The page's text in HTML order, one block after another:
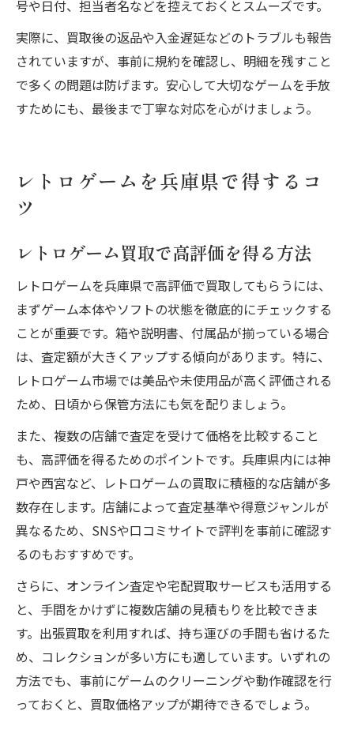
号や日付、担当者名などを控えておくとスムーズです。
実際に、買取後の返品や入金遅延などのトラブルも報告
されていますが、事前に規約を確認し、明細を残すこと
で多くの問題は防げます。安心して大切なゲームを手放
すためにも、最後まで丁寧な対応を心がけましょう。
レトロゲームを兵庫県で得するコ
ツ
レトロゲーム買取で高評価を得る方法
レトロゲームを兵庫県で高評価で買取してもらうには、
まずゲーム本体やソフトの状態を徹底的にチェックする
ことが重要です。箱や説明書、付属品が揃っている場合
は、査定額が大きくアップする傾向があります。特に、
レトロゲーム市場では美品や未使用品が高く評価される
ため、日頃から保管方法にも気を配りましょう。
また、複数の店舗で査定を受けて価格を比較すること
も、高評価を得るためのポイントです。兵庫県内には神
戸や西宮など、レトロゲームの買取に積極的な店舗が多
数存在します。店舗によって査定基準や得意ジャンルが
異なるため、SNSや口コミサイトで評判を事前に確認す
るのもおすすめです。
さらに、オンライン査定や宅配買取サービスも活用する
と、手間をかけずに複数店舗の見積もりを比較できま
す。出張買取を利用すれば、持ち運びの手間も省けるた
め、コレクションが多い方にも適しています。いずれの
方法でも、事前にゲームのクリーニングや動作確認を行
っておくと、買取価格アップが期待できるでしょう。